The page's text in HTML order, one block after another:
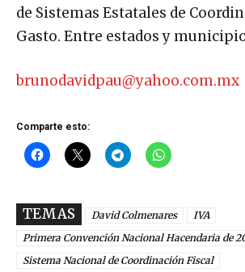
de Sistemas Estatales de
Gasto. Entre estados y
brunodavidpau@yahoo.com.mx
Comparte esto:
TEMAS David Colmenares
IVA
Primera Convención Nacional Hacendaria de
Sistema Nacional de Coordinación Fiscal